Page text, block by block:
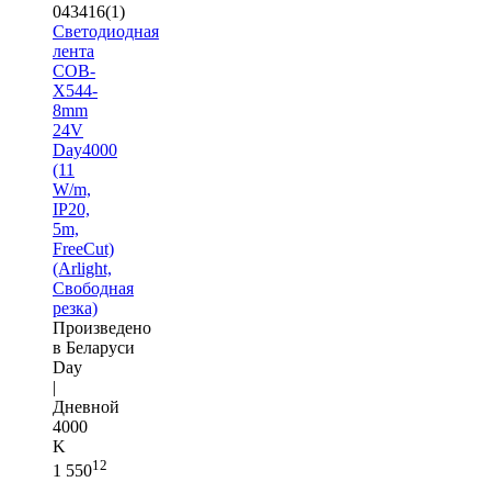
043416(1)
Светодиодная
лента
COB-
X544-
8mm
24V
Day4000
(11
W/m,
IP20,
5m,
FreeCut)
(Arlight,
Свободная
резка)
Произведено
в Беларуси
Day
|
Дневной
4000
K
1 55012